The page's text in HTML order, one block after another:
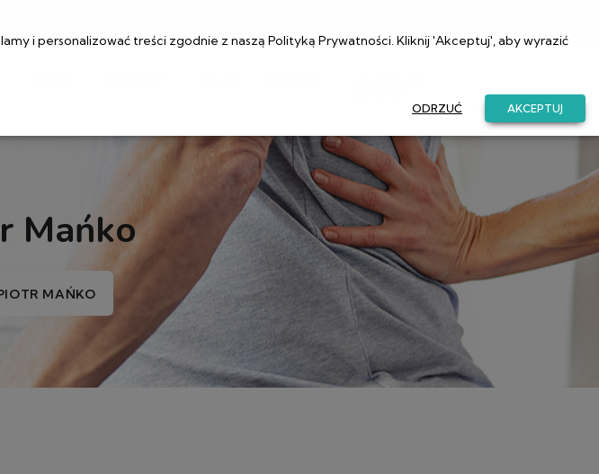
Mańko
MAŃKO
i personalizować treści zgodnie z naszą Polityką Prywatności. Kliknij 'Akceptuj', aby wyrazić
ODRZUĆ AKCEPTUJ